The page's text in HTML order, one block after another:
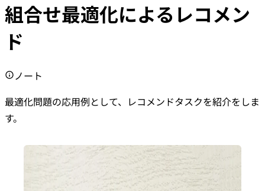
組合せ最適化によるレコメン
ド
ノート
最適化問題の応用例として、レコメンドタスクを紹介をしま
す。